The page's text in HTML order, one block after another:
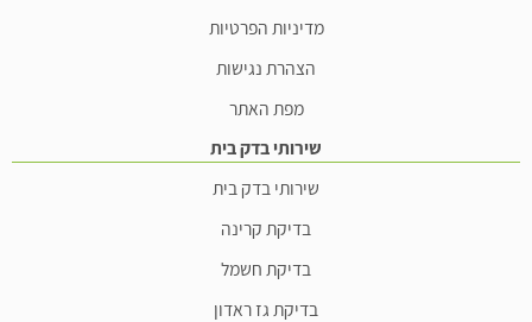
מדיניות הפרטיות
הצהרת נגישות
מפת האתר
שירותי בדק בית
שירותי בדק בית
בדיקת קרינה
בדיקת חשמל
בדיקת גז ראדון